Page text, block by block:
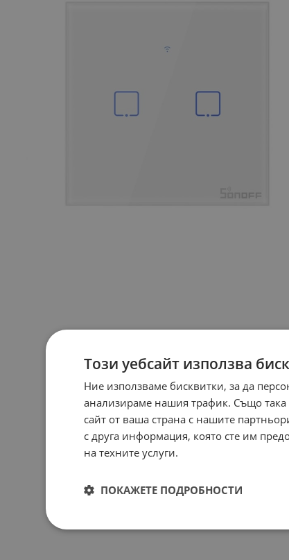
Този уебсайт използва
Ние използваме бисквитки, за да
анализираме нашия трафик. Също
сайт от ваша страна с нашите
с друга информация, която сте им
на техните услуги.
ПОКАЖЕТЕ ПОДРОБНОСТИ